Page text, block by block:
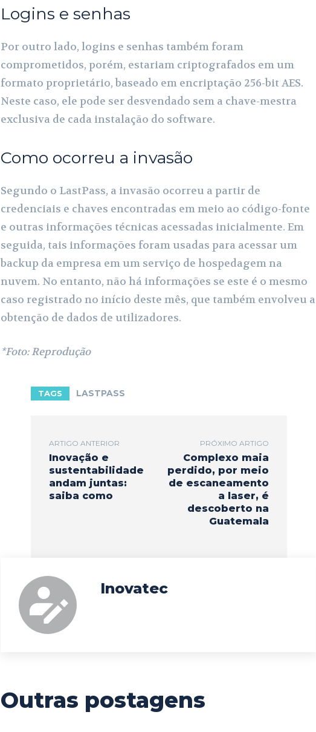
Logins e senhas
Por outro lado, logins e senhas também foram
comprometidos, porém, estariam criptografados em um
formato proprietário, baseado em encriptação 256-bit AES.
Neste caso, ele pode ser desvendado sem a chave-mestra
exclusiva de cada instalação do software.
Como ocorreu a invasão
Segundo o LastPass, a invasão ocorreu a partir de
credenciais e chaves encontradas em meio ao código-fonte
e outras informações técnicas acessadas inicialmente. Em
seguida, tais informações foram usadas para acessar um
backup da empresa em um serviço de hospedagem na
nuvem. No entanto, não há informações se este é o mesmo
caso registrado no início deste mês, que também envolveu a
obtenção de dados de utilizadores.
*Foto: Reprodução
TAGS LASTPASS
ARTIGO ANTERIOR
Inovação e
sustentabilidade
andam juntas:
saiba como
PRÓXIMO ARTIGO
Complexo maia
perdido, por meio
de escaneamento
a laser, é
descoberto na
Guatemala
Inovatec
Outras postagens